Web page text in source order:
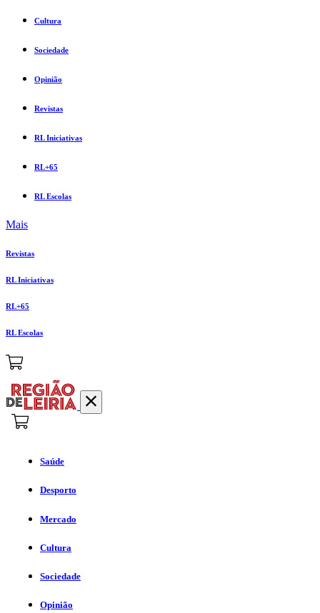
Cultura
Sociedade
Opinião
Revistas
RL Iniciativas
RL+65
RL Escolas
Mais
Revistas
RL Iniciativas
RL+65
RL Escolas
Saúde
Desporto
Mercado
Cultura
Sociedade
Opinião